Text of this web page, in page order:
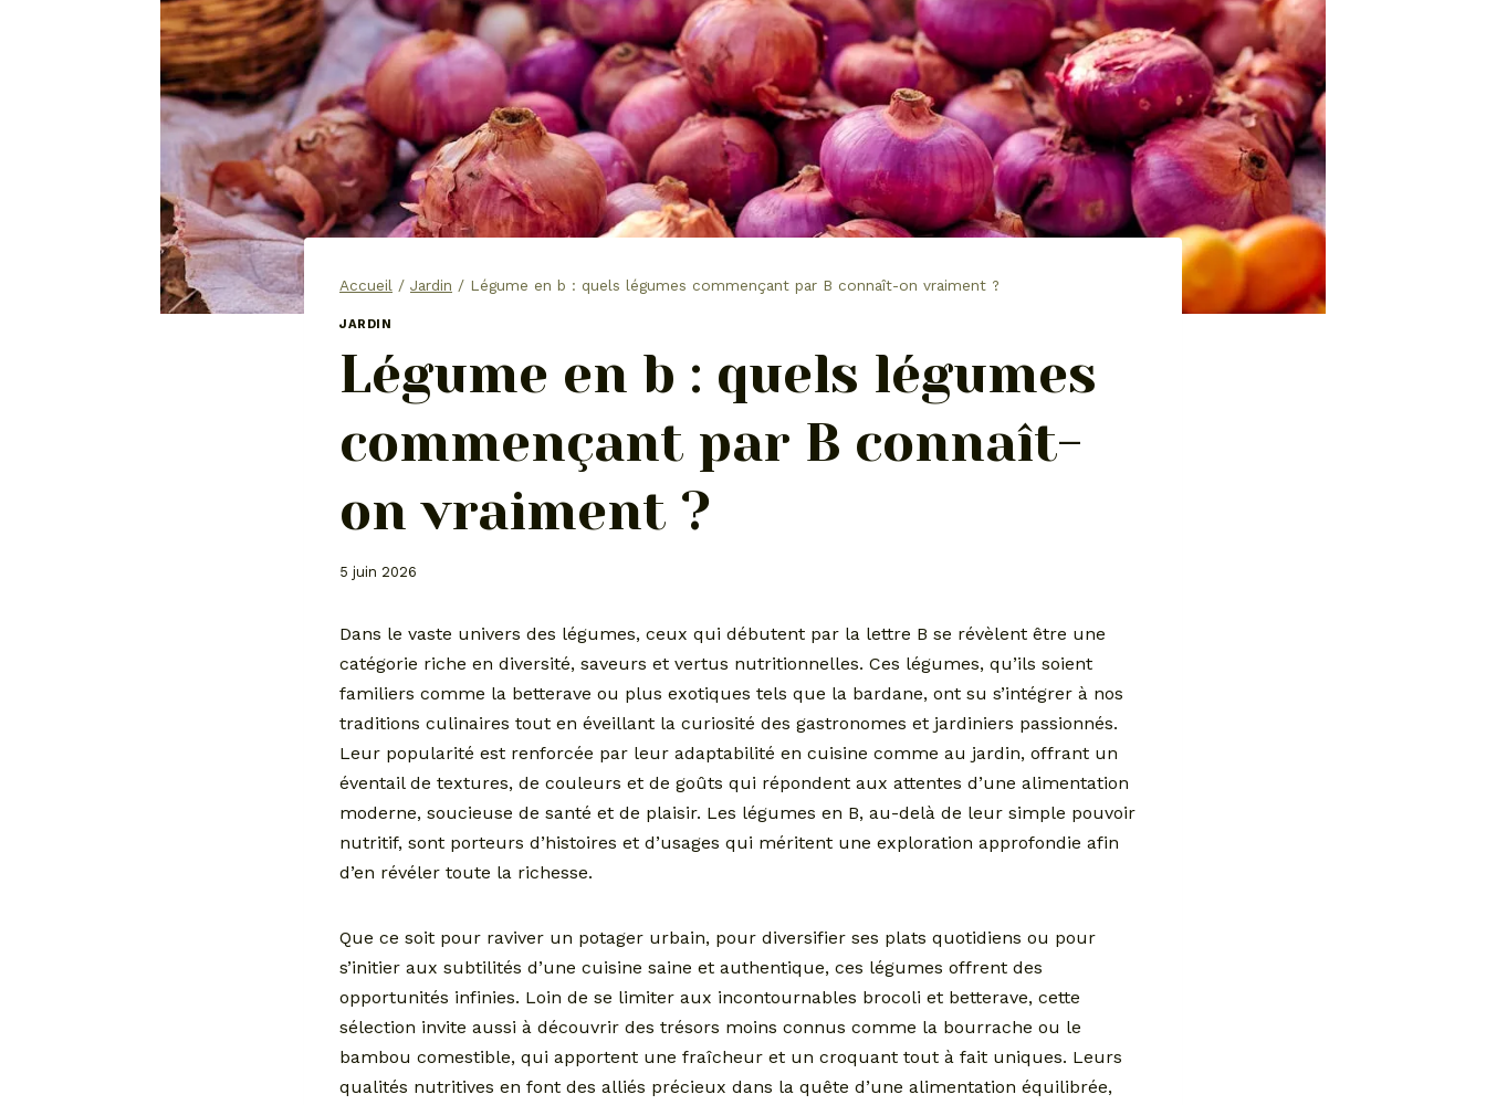
Accueil / Jardin / Légume en b : quels légumes commençant par B connaît-on vraiment ?
JARDIN
Légume en b : quels légumes
commençant par B connaît-
on vraiment ?
5 juin 2026
Dans le vaste univers des légumes, ceux qui débutent par la lettre B se révèlent être une
catégorie riche en diversité, saveurs et vertus nutritionnelles. Ces légumes, qu’ils soient
familiers comme la betterave ou plus exotiques tels que la bardane, ont su s’intégrer à nos
traditions culinaires tout en éveillant la curiosité des gastronomes et jardiniers passionnés.
Leur popularité est renforcée par leur adaptabilité en cuisine comme au jardin, offrant un
éventail de textures, de couleurs et de goûts qui répondent aux attentes d’une alimentation
moderne, soucieuse de santé et de plaisir. Les légumes en B, au-delà de leur simple pouvoir
nutritif, sont porteurs d’histoires et d’usages qui méritent une exploration approfondie afin
d’en révéler toute la richesse.
Que ce soit pour raviver un potager urbain, pour diversifier ses plats quotidiens ou pour
s’initier aux subtilités d’une cuisine saine et authentique, ces légumes offrent des
opportunités infinies. Loin de se limiter aux incontournables brocoli et betterave, cette
sélection invite aussi à découvrir des trésors moins connus comme la bourrache ou le
bambou comestible, qui apportent une fraîcheur et un croquant tout à fait uniques. Leurs
qualités nutritives en font des alliés précieux dans la quête d’une alimentation équilibrée,